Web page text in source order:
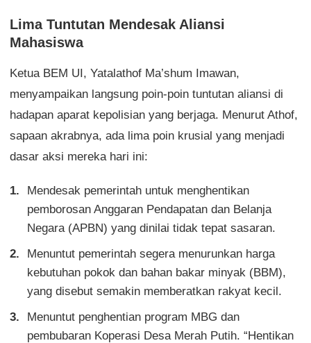
Lima Tuntutan Mendesak Aliansi
Mahasiswa
Ketua BEM UI, Yatalathof Ma’shum Imawan,
menyampaikan langsung poin-poin tuntutan aliansi di
hadapan aparat kepolisian yang berjaga. Menurut Athof,
sapaan akrabnya, ada lima poin krusial yang menjadi
dasar aksi mereka hari ini:
Mendesak pemerintah untuk menghentikan
pemborosan Anggaran Pendapatan dan Belanja
Negara (APBN) yang dinilai tidak tepat sasaran.
Menuntut pemerintah segera menurunkan harga
kebutuhan pokok dan bahan bakar minyak (BBM),
yang disebut semakin memberatkan rakyat kecil.
Menuntut penghentian program MBG dan
pembubaran Koperasi Desa Merah Putih. “Hentikan